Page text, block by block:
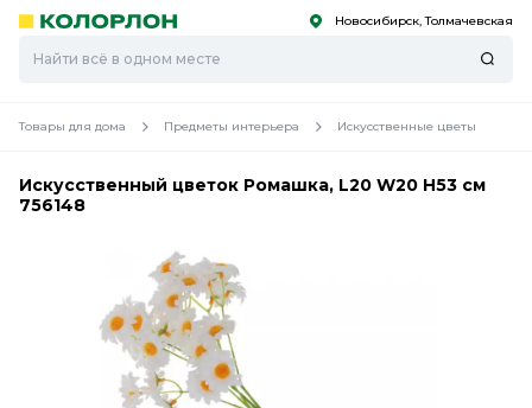
Скоро
Скоро Новосибирск, Толмачевская
Товары для дома Предметы интерьера Искусственные цветы
Искусственный цветок Ромашка, L20 W20 H53 см
756148